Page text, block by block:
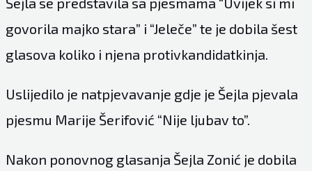
govorila majko stara” i “Jeleče” te je dobila šest
glasova koliko i njena protivkandidatkinja.
Uslijedilo je natpjevavanje gdje je Šejla pjevala
pjesmu Marije Šerifović “Nije ljubav to”.
Nakon ponovnog glasanja Šejla Zonić je dobila